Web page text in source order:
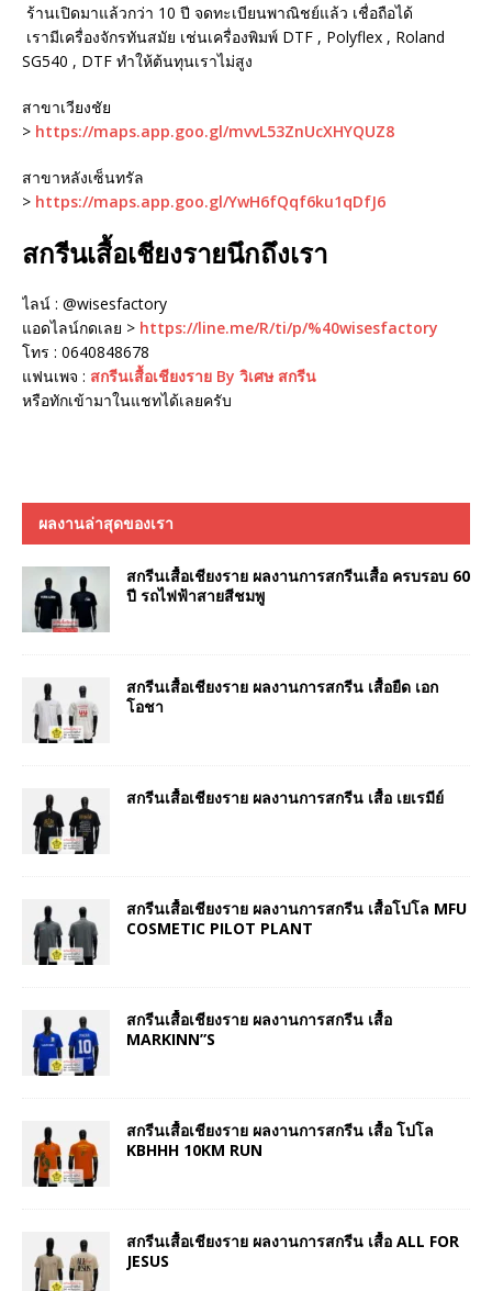
ร้านเปิดมาแล้วกว่า 10 ปี จดทะเบียนพาณิชย์แล้ว เชื่อถือได้
เรามีเครื่องจักรทันสมัย เช่นเครื่องพิมพ์ DTF , Polyflex , Roland
SG540 , DTF ทำให้ต้นทุนเราไม่สูง
สาขาเวียงชัย
> https://maps.app.goo.gl/mvvL53ZnUcXHYQUZ8
สาขาหลังเซ็นทรัล
> https://maps.app.goo.gl/YwH6fQqf6ku1qDfJ6
สกรีนเสื้อเชียงรายนึกถึงเรา
ไลน์ : @wisesfactory
แอดไลน์กดเลย > https://line.me/R/ti/p/%40wisesfactory
โทร : 0640848678
แฟนเพจ : สกรีนเสื้อเชียงราย By วิเศษ สกรีน
หรือทักเข้ามาในแชทได้เลยครับ
ผลงานล่าสุดของเรา
สกรีนเสื้อเชียงราย ผลงานการสกรีนเสื้อ ครบรอบ 60
ปี รถไฟฟ้าสายสีชมพู
สกรีนเสื้อเชียงราย ผลงานการสกรีน เสื้อยืด เอก
โอชา
สกรีนเสื้อเชียงราย ผลงานการสกรีน เสื้อ เยเรมีย์
สกรีนเสื้อเชียงราย ผลงานการสกรีน เสื้อโปโล MFU
COSMETIC PILOT PLANT
สกรีนเสื้อเชียงราย ผลงานการสกรีน เสื้อ
MARKINN”S
สกรีนเสื้อเชียงราย ผลงานการสกรีน เสื้อ โปโล
KBHHH 10KM RUN
สกรีนเสื้อเชียงราย ผลงานการสกรีน เสื้อ ALL FOR
JESUS